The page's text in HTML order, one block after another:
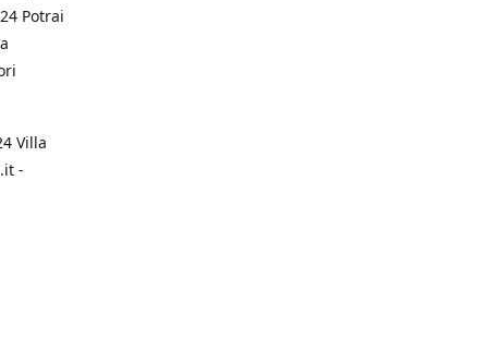
Potrai
Villa
-